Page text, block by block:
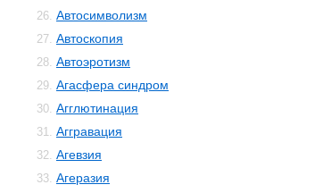
26. Автосимволизм
27. Автоскопия
28. Автоэротизм
29. Агасфера синдром
30. Агглютинация
31. Аггравация
32. Агевзия
33. Агеразия